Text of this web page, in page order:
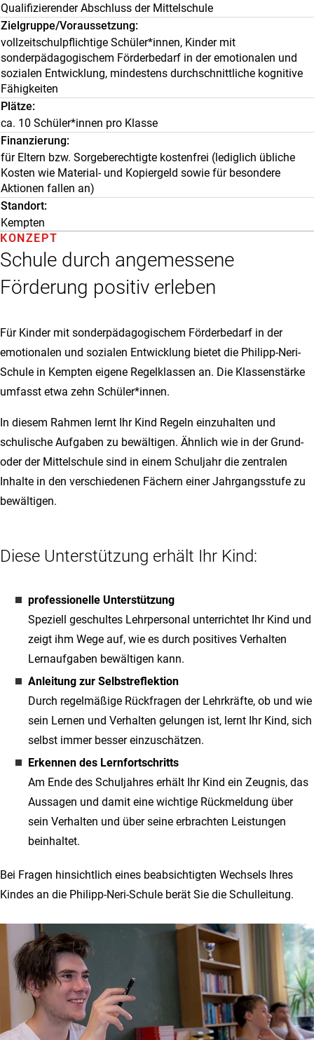
Qualifizierender Abschluss der Mittelschule
Zielgruppe/Voraussetzung
vollzeitschulpflichtige Schüler*innen, Kinder mit
sonderpädagogischem Förderbedarf in der emotionalen und
sozialen Entwicklung, mindestens durchschnittliche kognitive
Fähigkeiten
Plätze
ca. 10 Schüler*innen pro Klasse
Finanzierung
für Eltern bzw. Sorgeberechtigte kostenfrei (lediglich übliche
Kosten wie Material- und Kopiergeld sowie für besondere
Aktionen fallen an)
Standort
Kempten
Schule durch angemessene
Förderung positiv erleben
KONZEPT
Für Kinder mit sonderpädagogischem Förderbedarf in der
emotionalen und sozialen Entwicklung bietet die Philipp-Neri-
Schule in Kempten eigene Regelklassen an. Die Klassenstärke
umfasst etwa zehn Schüler*innen.
In diesem Rahmen lernt Ihr Kind Regeln einzuhalten und
schulische Aufgaben zu bewältigen. Ähnlich wie in der Grund-
oder der Mittelschule sind in einem Schuljahr die zentralen
Inhalte in den verschiedenen Fächern einer Jahrgangsstufe zu
bewältigen.
Diese Unterstützung erhält Ihr Kind:
professionelle Unterstützung
Speziell geschultes Lehrpersonal unterrichtet Ihr Kind und
zeigt ihm Wege auf, wie es durch positives Verhalten
Lernaufgaben bewältigen kann.
Anleitung zur Selbstreflektion
Durch regelmäßige Rückfragen der Lehrkräfte, ob und wie
sein Lernen und Verhalten gelungen ist, lernt Ihr Kind, sich
selbst immer besser einzuschätzen.
Erkennen des Lernfortschritts
Am Ende des Schuljahres erhält Ihr Kind ein Zeugnis, das
Aussagen und damit eine wichtige Rückmeldung über
sein Verhalten und über seine erbrachten Leistungen
beinhaltet.
Bei Fragen hinsichtlich eines beabsichtigten Wechsels Ihres
Kindes an die Philipp-Neri-Schule berät Sie die Schulleitung.